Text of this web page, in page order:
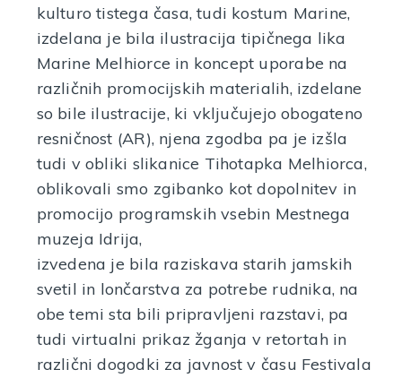
kulturo tistega časa, tudi kostum Marine,
izdelana je bila ilustracija tipičnega lika
Marine Melhiorce in koncept uporabe na
različnih promocijskih materialih, izdelane
so bile ilustracije, ki vključujejo obogateno
resničnost (AR), njena zgodba pa je izšla
tudi v obliki slikanice Tihotapka Melhiorca,
oblikovali smo zgibanko kot dopolnitev in
promocijo programskih vsebin Mestnega
muzeja Idrija,
izvedena je bila raziskava starih jamskih
svetil in lončarstva za potrebe rudnika, na
obe temi sta bili pripravljeni razstavi, pa
tudi virtualni prikaz žganja v retortah in
različni dogodki za javnost v času Festivala